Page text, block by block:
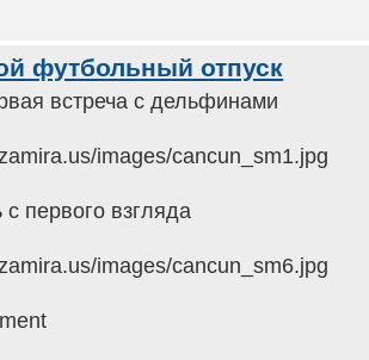
футбольный отпуск
встреча с дельфинами
images/cancun_sm1.jpg
первого взгляда
images/cancun_sm6.jpg